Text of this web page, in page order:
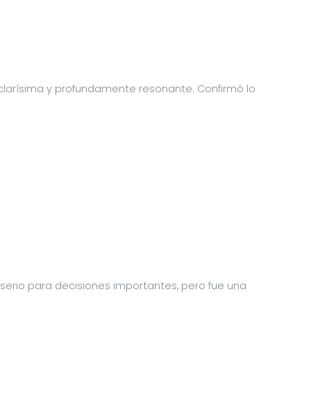
y profundamente resonante. Confirmó lo
para decisiones importantes, pero fue una